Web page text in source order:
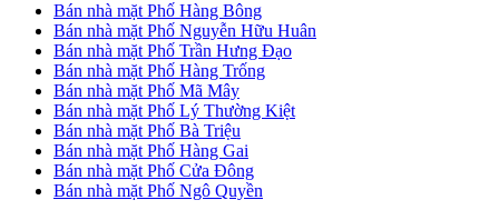
Bán nhà mặt Phố Hàng Bông
Bán nhà mặt Phố Nguyễn Hữu Huân
Bán nhà mặt Phố Trần Hưng Đạo
Bán nhà mặt Phố Hàng Trống
Bán nhà mặt Phố Mã Mây
Bán nhà mặt Phố Lý Thường Kiệt
Bán nhà mặt Phố Bà Triệu
Bán nhà mặt Phố Hàng Gai
Bán nhà mặt Phố Cửa Đông
Bán nhà mặt Phố Ngô Quyền